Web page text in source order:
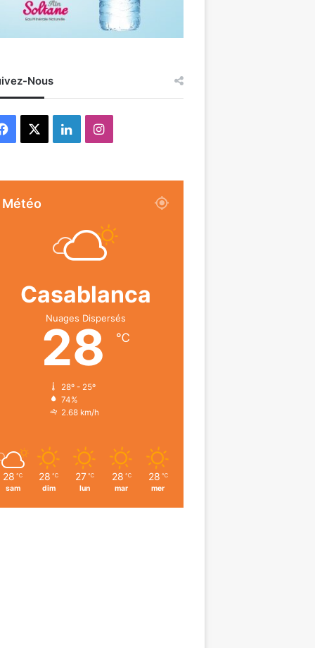
Nous
Facebook LinkedinInstagram
Météo
Casablanca
Nuages Dispersés
28 ℃
28º - 25º
74%
2.68 km/h
28 ℃
sam
28 ℃
dim
27 ℃
lun
28 ℃
mar
28 ℃
mer